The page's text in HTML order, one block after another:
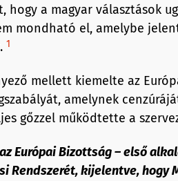
hogy a magyar választások
mondható el, amelybe
1
mellett kiemelte az
amelynek
gőzzel működtette a
Európai Bizottság – első
Rendszerét, kijelentve, hogy